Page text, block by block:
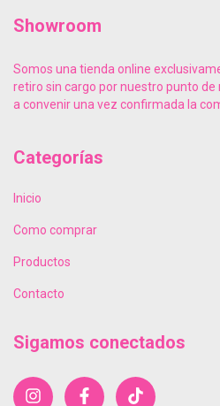
Showroom
Somos una tienda online
retiro sin cargo por nuestro punto de
a convenir una vez confirmada la
Categorías
Inicio
Como comprar
Productos
Contacto
Sigamos conectados